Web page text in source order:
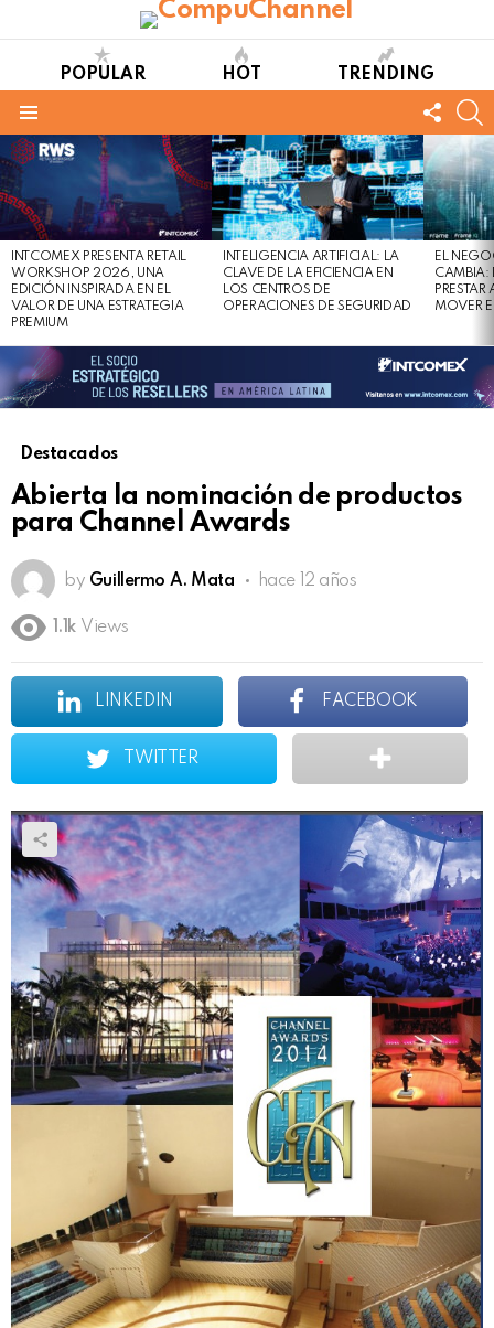
POPULAR HOT TRENDING
US
LATEST
STORIES
INTCOMEX PRESENTA RETAIL
WORKSHOP 2026, UNA
EDICIÓN INSPIRADA EN EL
VALOR DE UNA ESTRATEGIA
PREMIUM
INTELIGENCIA ARTIFICIAL: LA
CLAVE DE LA EFICIENCIA EN
LOS CENTROS DE
OPERACIONES DE SEGURIDAD
EL
CAMBIA:
MOVER
Destacados
Abierta la nominación de productos
para Channel Awards
by Guillermo A. Mata hace 12 años
1.1k Views
LINKEDIN FACEBOOK
TWITTER